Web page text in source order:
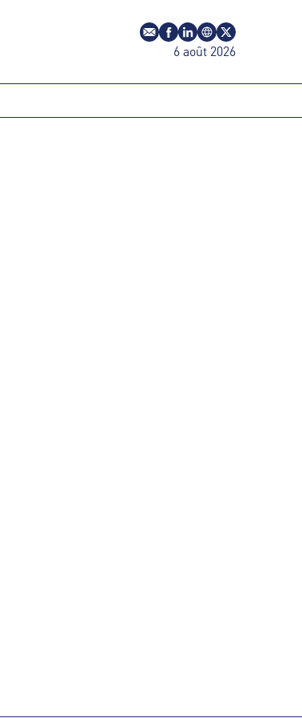
E-mailProfil Facebook
Profil LinkedIn
Site webProfil Twitter
6 août 2026